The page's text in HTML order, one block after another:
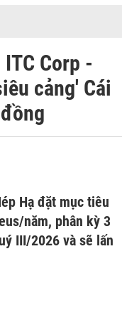
Corp -
cảng' Cái
Hạ đặt mục tiêu
năm, phân kỳ 3
III/2026 và sẽ lấn